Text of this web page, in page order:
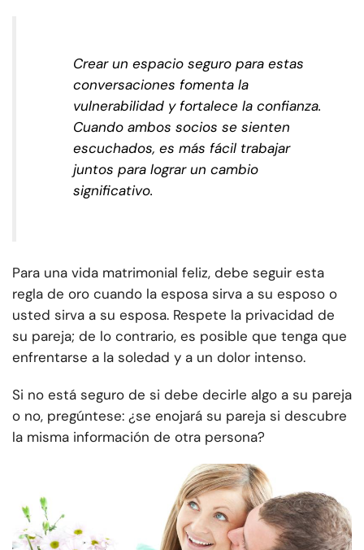
Crear un espacio seguro para estas
conversaciones fomenta la
vulnerabilidad y fortalece la confianza.
Cuando ambos socios se sienten
escuchados, es más fácil trabajar
juntos para lograr un cambio
significativo.
Para una vida matrimonial feliz, debe seguir esta
regla de oro cuando la esposa sirva a su esposo o
usted sirva a su esposa. Respete la privacidad de
su pareja; de lo contrario, es posible que tenga que
enfrentarse a la soledad y a un dolor intenso.
Si no está seguro de si debe decirle algo a su pareja
o no, pregúntese: ¿se enojará su pareja si descubre
la misma información de otra persona?